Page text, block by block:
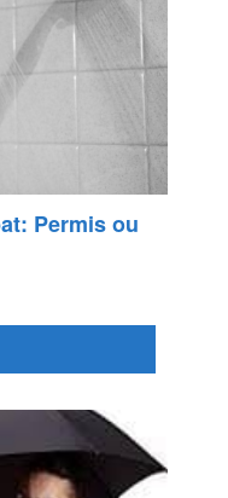
Permis ou